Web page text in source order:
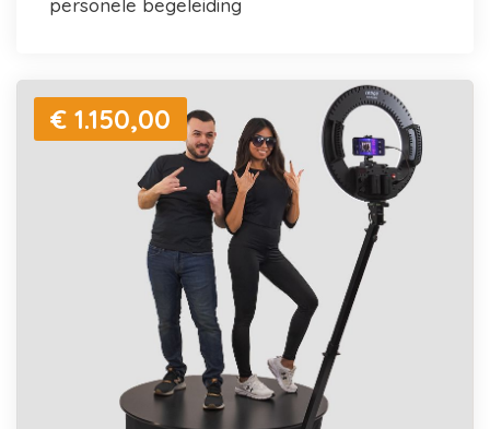
personele begeleiding
€ 1.150,00